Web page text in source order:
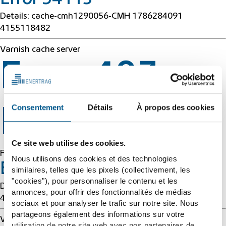
Consentement Détails À propos des cookies
Ce site web utilise des cookies.
Nous utilisons des cookies et des technologies
similaires, telles que les pixels (collectivement, les
"cookies"), pour personnaliser le contenu et les
annonces, pour offrir des fonctionnalités de médias
sociaux et pour analyser le trafic sur notre site. Nous
partageons également des informations sur votre
Details: cache-cmh1290056-CMH 1786284091
4155118482
Varnish cache server
Error 403
Forbidden
Forbidden
Error 54113
Details: cache-cmh1290056-CMH 1786284091
4155118482
Varnish cache server